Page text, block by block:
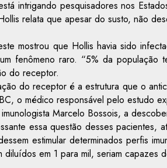
intrigando pesquisadores nos
relata que apesar do susto, não
mostrou que Hollis havia sido
fenômeno raro. “5% da população
do receptor.
do receptor é a estrutura que o
o médico responsável pelo estudo
Marcelo Bossois, a
essa questão desses
estimular determinados perfis
diluídos em 1 para mil, seriam capazes